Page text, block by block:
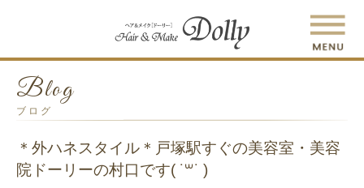
Blog
ブログ
＊外ハネスタイル＊戸塚駅すぐの美容室・美容
院ドーリーの村口です( ˙꒳​˙ )